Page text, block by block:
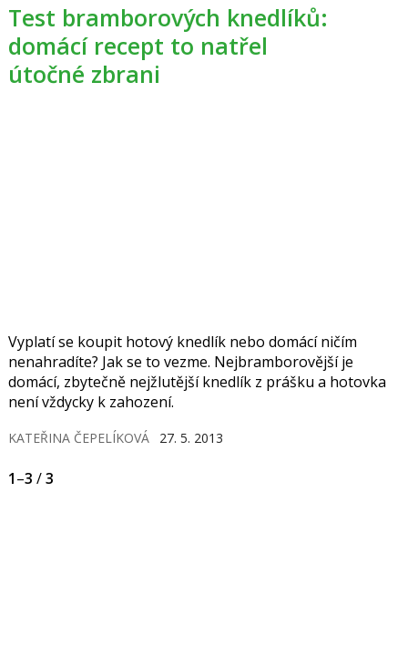
Test bramborových knedlíků:
domácí recept to natřel
útočné zbrani
Vyplatí se koupit hotový knedlík nebo domácí ničím
nenahradíte? Jak se to vezme. Nejbramborovější je
domácí, zbytečně nejžlutější knedlík z prášku a hotovka
není vždycky k zahození.
KATEŘINA ČEPELÍKOVÁ 27. 5. 2013
1–3 /3